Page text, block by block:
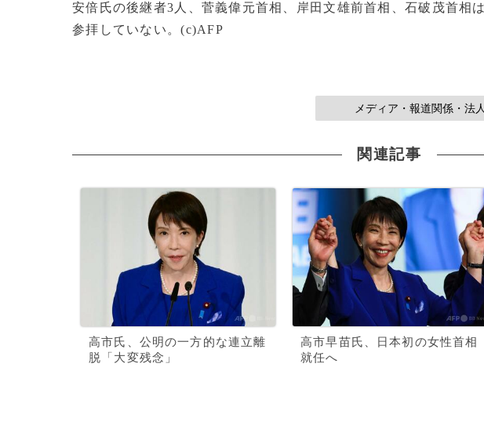
安倍氏の後継者3人、菅義偉元首相、岸田文雄前首相、石破茂首相
参拝していない。(c)AFP
メディア・報道関係・法
関連記事
高市氏、公明の一方的な連立離
脱「大変残念」
高市早苗氏、日本初の女性首相
就任へ